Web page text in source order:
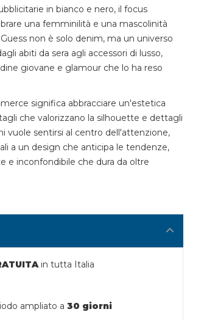
in bianco e nero, il focus
una femminilità e una mascolinità
non è solo denim, ma un universo
abiti da sera agli accessori di lusso,
giovane e glamour che lo ha reso
significa abbracciare un'estetica
che valorizzano la silhouette e dettagli
vuole sentirsi al centro dell'attenzione,
a un design che anticipa le tendenze,
e inconfondibile che dura da oltre
in tutta Italia
ampliato a30 giorni